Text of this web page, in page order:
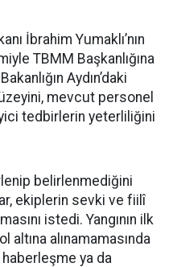
İbrahim Yumaklı’nın
TBMM Başkanlığına
Aydın’daki
mevcut personel
tedbirlerin yeterliliğini
belirlenmediğini
ekiplerin sevki ve fiilî
istedi. Yangının ilk
altına alınamamasında
haberleşme ya da